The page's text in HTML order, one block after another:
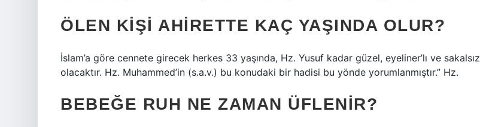
ÖLEN KIŞI AHIRETTE KAÇ YAŞINDA OLUR?
İslam’a göre cennete girecek herkes 33 yaşında, Hz. Yusuf kadar güzel, eyeliner’lı ve sakalsız
olacaktır. Hz. Muhammed’in (s.a.v.) bu konudaki bir hadisi bu yönde yorumlanmıştır.” Hz.
BEBEĞE RUH NE ZAMAN ÜFLENIR?